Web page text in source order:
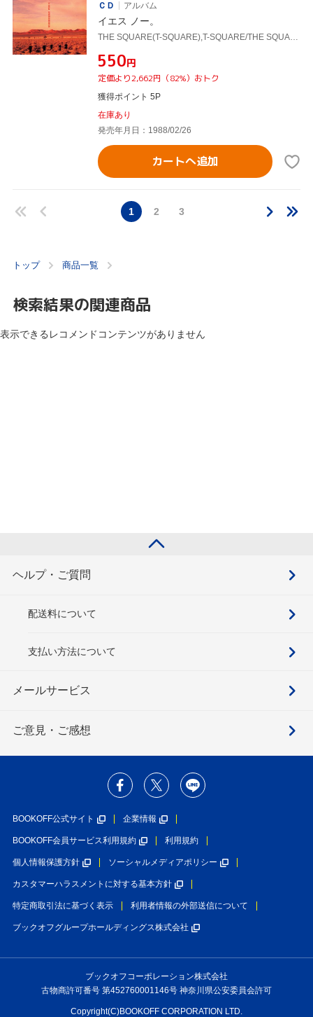
ＣＤ
アルバム
イエス ノー。
THE SQUARE(T-SQUARE),T-SQUARE/THE SQUARE
¥550円
定価より2,662円（82%）おトク
獲得ポイント 5P
在庫あり
発売年月日：1988/02/26
カートへ追加
1 2 3
トップ 商品一覧
検索結果の関連商品
表示できるレコメンドコンテンツがありません
ヘルプ・ご質問
配送料について
支払い方法について
メールサービス
ご意見・ご感想
BOOKOFF公式サイト 企業情報
BOOKOFF会員サービス利用規約 利用規約
個人情報保護方針 ソーシャルメディアポリシー
カスタマーハラスメントに対する基本方針
特定商取引法に基づく表示 利用者情報の外部送信について
ブックオフグループホールディングス株式会社
ブックオフコーポレーション株式会社
古物商許可番号 第452760001146号 神奈川県公安委員会許可
Copyright(C)BOOKOFF CORPORATION LTD.